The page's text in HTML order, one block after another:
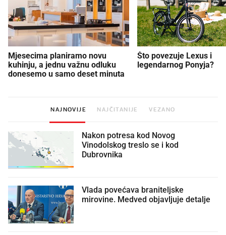
Mjesecima planiramo novu
kuhinju, a jednu važnu odluku
donesemo u samo deset minuta
Što povezuje Lexus i
legendarnog Ponyja?
NAJNOVIJE NAJČITANIJE VEZANO
Nakon potresa kod Novog
Vinodolskog treslo se i kod
Dubrovnika
Vlada povećava braniteljske
mirovine. Medved objavljuje detalje